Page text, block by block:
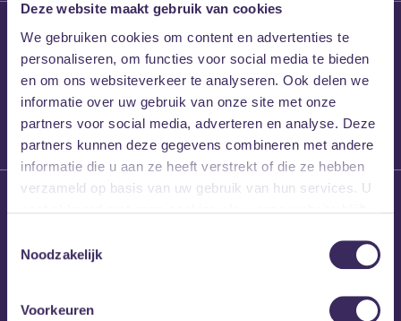
Deze website maakt gebruik van cookies
We gebruiken cookies om content en advertenties te
personaliseren, om functies voor social media te bieden
en om ons websiteverkeer te analyseren. Ook delen we
informatie over uw gebruik van onze site met onze
partners voor social media, adverteren en analyse. Deze
partners kunnen deze gegevens combineren met andere
informatie die u aan ze heeft verstrekt of die ze hebben
verzameld op basis van uw gebruik van hun services. U
Noodzakelijk
Voorkeuren
27 maart 2026
Willem’s Blog:
Frans Kalf
26 maart 2026